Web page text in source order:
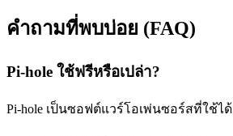
คำถามที่พบบ่อย (FAQ)
Pi-hole ใช้ฟรีหรือเปล่า?
Pi-hole เป็นซอฟต์แวร์โอเพ่นซอร์สที่ใช้ไ